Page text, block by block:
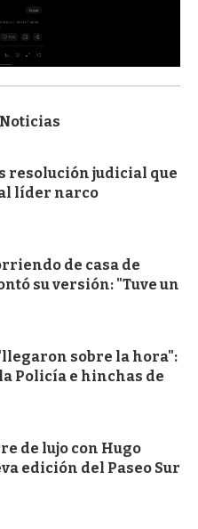
resolución judicial que
líder narco
de casa de
su versión: "Tuve un
sobre la hora":
Policía e hinchas de
de lujo con Hugo
edición del Paseo Sur